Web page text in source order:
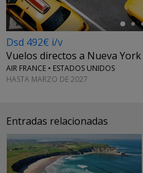
Dsd 492€ i/v
Vuelos directos a Nueva
AIR FRANCE • ESTADOS UNIDOS
HASTA MARZO DE 2027
Entradas relacionadas